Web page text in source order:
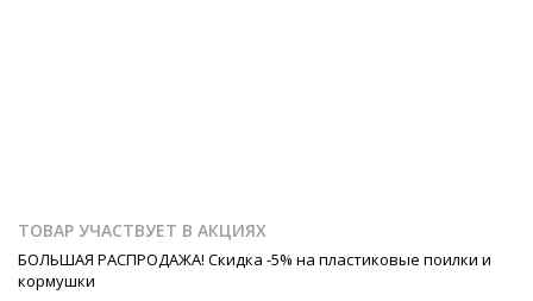
ТОВАР УЧАСТВУЕТ В АКЦИЯХ
БОЛЬШАЯ РАСПРОДАЖА! Скидка -5% на пластиковые поилки и
кормушки